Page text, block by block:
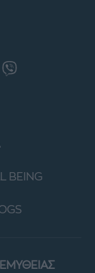
BEING